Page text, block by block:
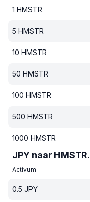
1 HMSTR
5 HMSTR
10 HMSTR
50 HMSTR
100 HMSTR
500 HMSTR
1000 HMSTR
JPY naar HMSTR.
Activum
0.5 JPY